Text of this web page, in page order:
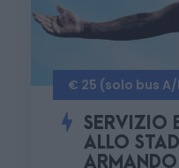
€ 25 (solo bus A/
SERVIZIO
ALLO